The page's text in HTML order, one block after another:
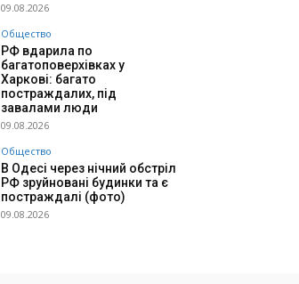
09.08.2026
Общество
РФ вдарила по
багатоповерхівках у
Харкові: багато
постраждалих, під
завалами люди
09.08.2026
Общество
В Одесі через нічний обстріл
РФ зруйновані будинки та є
постраждалі (фото)
09.08.2026